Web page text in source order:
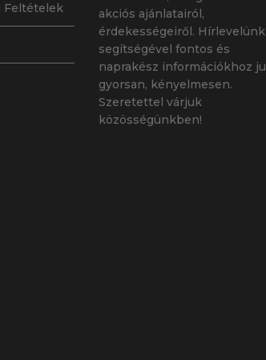
Feltételek
akciós ajánlatairól,
érdekességeiről. Hírlevelünk
segítségével fontos és
naprakész információkhoz
gyorsan, kényelmesen.
Szeretettel várjuk
közösségünkben!